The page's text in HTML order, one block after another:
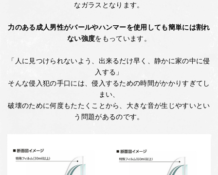
なガラスとなります。
力のある成人男性がバールやハンマーを使用しても簡単には割れ
ない強度をもっています。
「人に見つけられないよう、出来るだけ早く、静かに家の中に侵
入する」
そんな侵入犯の手口には、侵入するための時間がかかりすぎてし
まい、
破壊のために何度もたたくことから、大きな音が生じやすいとい
う問題があるのです。